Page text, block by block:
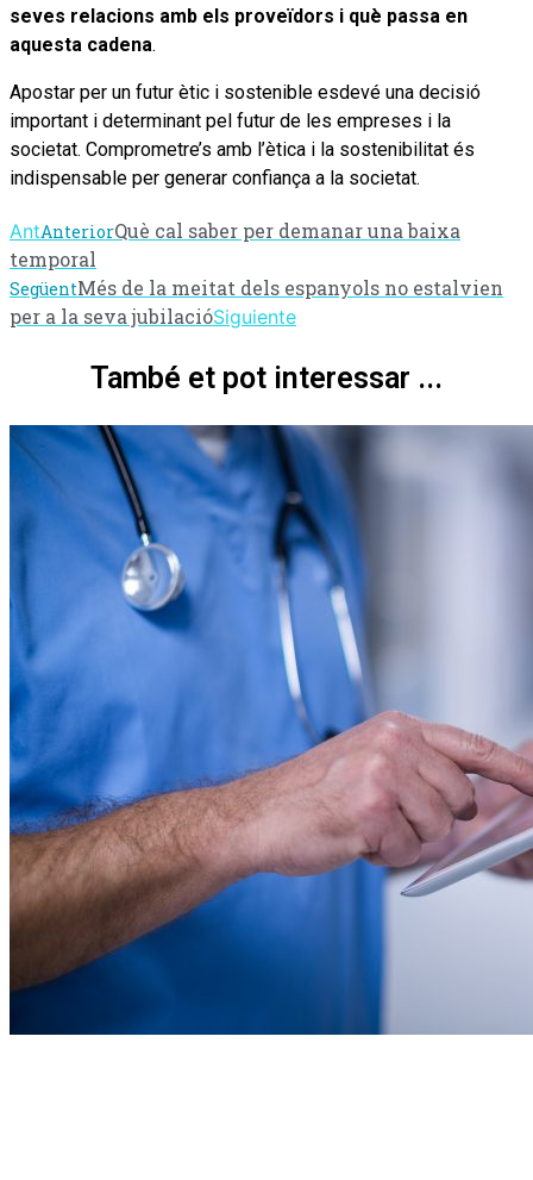
seves relacions amb els proveïdors i què passa en
aquesta cadena.
Apostar per un futur ètic i sostenible esdevé una decisió
important i determinant pel futur de les empreses i la
societat. Comprometre’s amb l’ètica i la sostenibilitat és
indispensable per generar confiança a la societat.
AntAnteriorQuè cal saber per demanar una baixa
temporal
SegüentMés de la meitat dels espanyols no estalvien
per a la seva jubilacióSiguiente
També et pot interessar ...